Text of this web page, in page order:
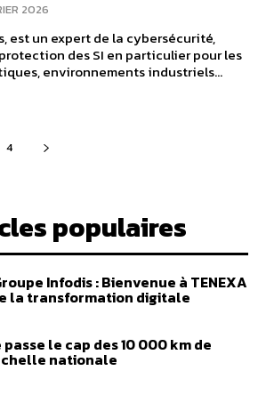
2026
est un expert de la cybersécurité,
des SI en particulier pour les
environnements industriels...
4
populaires
Infodis : Bienvenue à TENEXA
la transformation digitale
le cap des 10 000 km de
nationale